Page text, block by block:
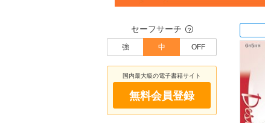
セーフサーチ ？
強 中 OFF
国内最大級の電子書籍サイト
無料会員登録